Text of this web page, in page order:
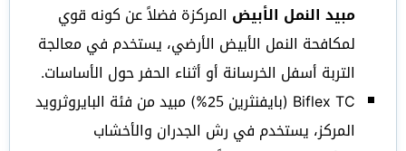
مبيد النمل الأبيض المركزة فضلاً عن كونه قوي
لمكافحة النمل الأبيض الأرضي، يستخدم في معالجة
التربة أسفل الخرسانة أو أثناء الحفر حول الأساسات.
Biflex TC (بايفنثرين 25%) مبيد من فئة البايروثرويد
المركز، يستخدم في رش الجدران والأخشاب